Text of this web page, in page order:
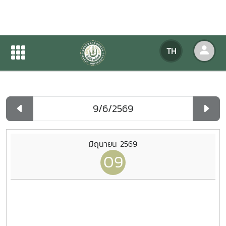
TH
ปฏิทินกิจกรรมของหน่วยงาน
ปฏิทินกิจกรรมของหน่วยงาน
มิถุนายน 2569
09